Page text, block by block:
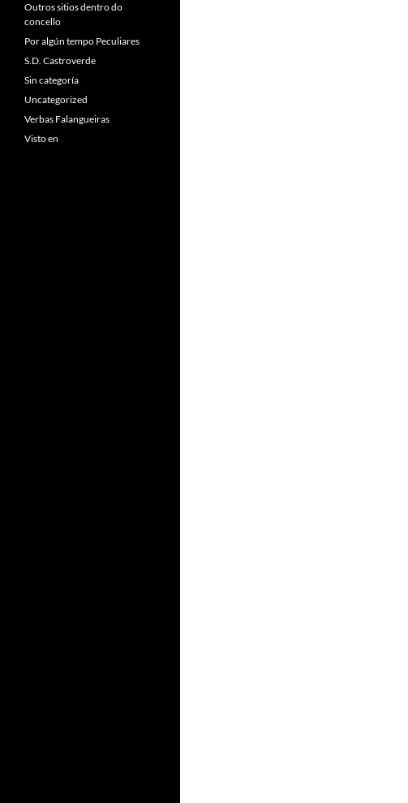
Outros sitios dentro do
concello
Por algún tempo Peculiares
S.D. Castroverde
Sin categoría
Uncategorized
Verbas Falangueiras
Visto en